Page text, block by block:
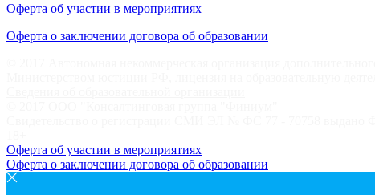
Оферта об участии в мероприятиях
Оферта о заключении договора об образовании
Оферта об участии в мероприятиях
Оферта о заключении договора об образовании